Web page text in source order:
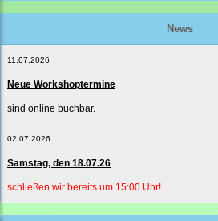
News
11.07.2026
Neue Workshoptermine
sind online buchbar.
02.07.2026
Samstag, den 18.07.26
schließen wir bereits um 15:00 Uhr!